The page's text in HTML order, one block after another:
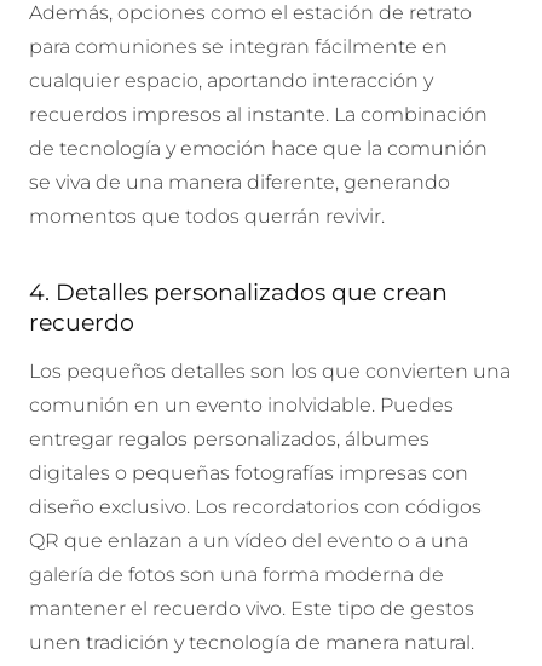
Además, opciones como el estación de retrato
para comuniones se integran fácilmente en
cualquier espacio, aportando interacción y
recuerdos impresos al instante. La combinación
de tecnología y emoción hace que la comunión
se viva de una manera diferente, generando
momentos que todos querrán revivir.
4. Detalles personalizados que crean
recuerdo
Los pequeños detalles son los que convierten una
comunión en un evento inolvidable. Puedes
entregar regalos personalizados, álbumes
digitales o pequeñas fotografías impresas con
diseño exclusivo. Los recordatorios con códigos
QR que enlazan a un vídeo del evento o a una
galería de fotos son una forma moderna de
mantener el recuerdo vivo. Este tipo de gestos
unen tradición y tecnología de manera natural.